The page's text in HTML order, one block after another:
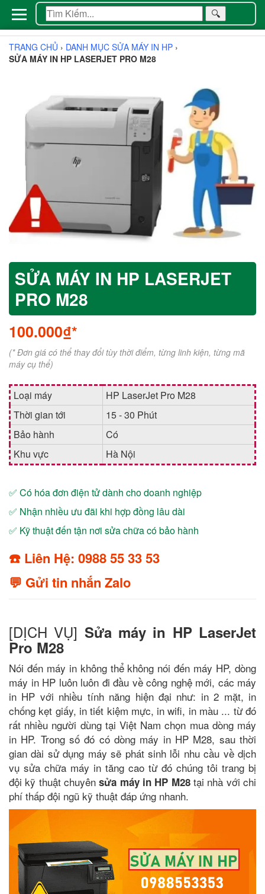
🔍
TRANG CHỦ › DANH MỤC SỬA MÁY IN HP ›
SỬA MÁY IN HP LASERJET PRO M28
SỬA MÁY IN HP LASERJET
PRO M28
100.000₫*
(* Đơn giá có thể thay đổi tùy thời điểm, từng linh kiện, từng mã
máy cụ thể)
Loại máy
HP LaserJet Pro M28
Thời gian tới
15 - 30 Phút
Bảo hành
Có
Khu vực
Hà Nội
✅ Có hóa đơn điện tử dành cho doanh nghiệp
✅ Nhận nhiều ưu đãi khi hợp đồng lâu dài
✅ Kỹ thuật đến tận nơi sửa chữa có bảo hành
☎️ Liên Hệ: 0988 55 33 53
💬 Gửi tin nhắn Zalo
[DỊCH VỤ] Sửa máy in HP LaserJet
Pro M28
Nói đến máy in không thể không nói đến máy HP, dòng
máy in HP luôn luôn đi đầu về công nghệ mới, các máy
in HP với nhiều tính năng hiện đại như: in 2 mặt, in
chống kẹt giấy, in tiết kiệm mực, in wifi, in màu ... từ đó
rất nhiều người dùng tại Việt Nam chọn mua dòng máy
in HP. Trong số đó có dòng máy in HP M28, sau thời
gian dài sử dụng máy sẽ phát sinh lỗi nhu cầu về dịch
vụ sửa chữa máy in tăng cao từ đó chúng tôi trang bị
đội kỹ thuật chuyênsửa máy in HP M28tại nhà với chi
phí thấp đội ngũ kỹ thuật đáp ứng nhanh.